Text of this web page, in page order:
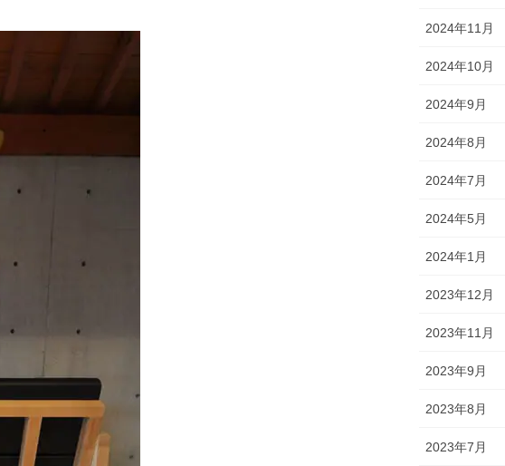
2024年11月
2024年10月
2024年9月
2024年8月
2024年7月
2024年5月
2024年1月
2023年12月
2023年11月
2023年9月
2023年8月
2023年7月